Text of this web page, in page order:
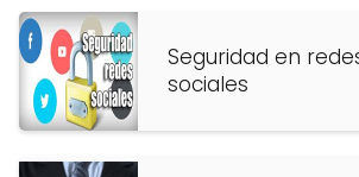
Seguridad en
sociales